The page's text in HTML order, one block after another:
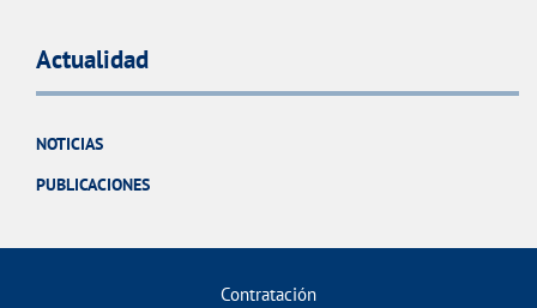
Actualidad
NOTICIAS
PUBLICACIONES
Contratación